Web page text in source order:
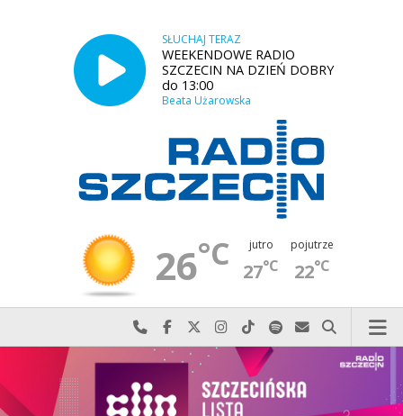
SŁUCHAJ TERAZ
WEEKENDOWE RADIO
SZCZECIN NA DZIEŃ DOBRY
do 13:00
Beata Użarowska
26°C jutro
27°C
pojutrze
22°C
Najlepiej po prostu do nas zadzwoń
Odwiedź nas na Facebook-u
Odwiedź nas na X
Odwiedź nas na Instagram-ie
Odwiedź nas na TikTok-u
Szukaj nas na Spotify
Wyślij do nas
Szukaj